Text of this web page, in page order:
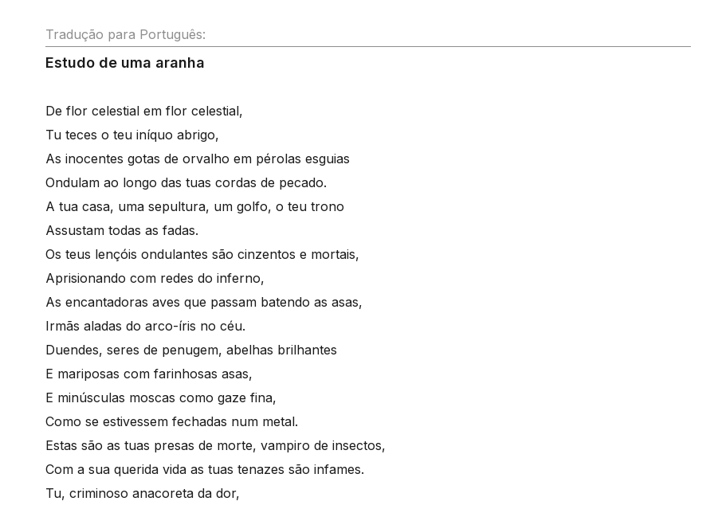
Tradução para Português:
Estudo de uma aranha
De flor celestial em flor celestial,
Tu teces o teu iníquo abrigo,
As inocentes gotas de orvalho em pérolas esguias
Ondulam ao longo das tuas cordas de pecado.
A tua casa, uma sepultura, um golfo, o teu trono
Assustam todas as fadas.
Os teus lençóis ondulantes são cinzentos e mortais,
Aprisionando com redes do inferno,
As encantadoras aves que passam batendo as asas,
Irmãs aladas do arco-íris no céu.
Duendes, seres de penugem, abelhas brilhantes
E mariposas com farinhosas asas,
E minúsculas moscas como gaze fina,
Como se estivessem fechadas num metal.
Estas são as tuas presas de morte, vampiro de insectos,
Com a sua querida vida as tuas tenazes são infames.
Tu, criminoso anacoreta da dor,